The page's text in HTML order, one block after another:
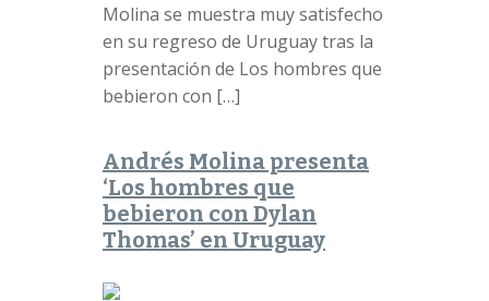
Molina se muestra muy satisfecho
en su regreso de Uruguay tras la
presentación de Los hombres que
bebieron con […]
Andrés Molina presenta
‘Los hombres que
bebieron con Dylan
Thomas’ en Uruguay